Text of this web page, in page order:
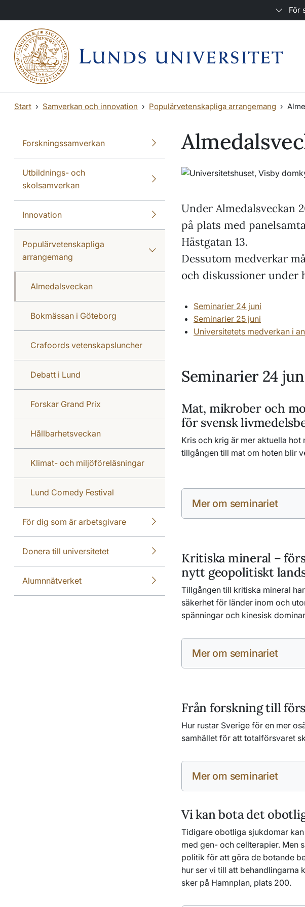
För
Start Samverkan och innovation Populärvetenskapliga arrangemang
Forskningssamverkan
Utbildnings- och
skolsamverkan
Innovation
Populärvetenskapliga
arrangemang
Almedalsveckan
Bokmässan i Göteborg
Crafoords vetenskapsluncher
Debatt i Lund
Forskar Grand Prix
Hållbarhetsveckan
Klimat- och miljöföreläsningar
Lund Comedy Festival
För dig som är arbetsgivare
Donera till universitetet
Alumnnätverket
Under Almedalsveckan
på plats med
Hästgatan 13.
Dessutom medverkar
och diskussioner under
Seminarier 24 juni
Seminarier 25 juni
Universitetets medverkan i
Seminarier 24
Mat, mikrober och
för svensk
Kris och krig är mer aktuella hot
tillgången till mat om hoten blir
Mer om seminariet
Kritiska mineral –
nytt geopolitiskt
Tillgången till kritiska mineral
säkerhet för länder inom och
spänningar och kinesisk
Mer om seminariet
Från forskning till
Hur rustar Sverige för en mer
samhället för att totalförsvaret
Mer om seminariet
Vi kan bota det
Tidigare obotliga sjukdomar
med gen- och cellterapier. Men
politik för att göra de botande
hur ser vi till att behandlingarna
sker på Hamnplan, plats 200.